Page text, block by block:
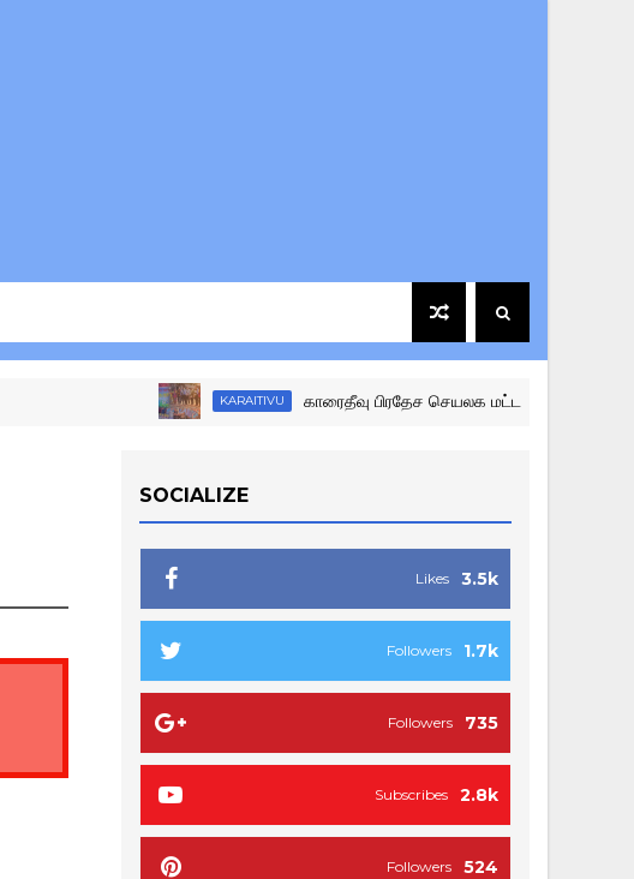
KARAITIVU காரைதீவு பிரதேச செயலக மட்ட கழகங்களுக்கு
SOCIALIZE
3.5k
Likes
1.7k
Followers
735
Followers
2.8k
Subscribes
524
Followers